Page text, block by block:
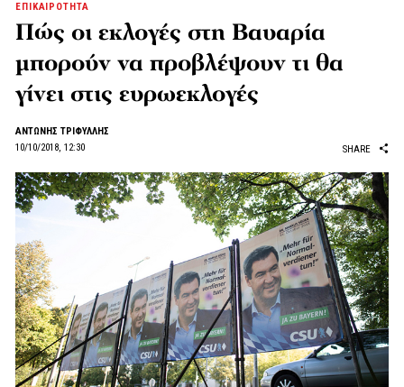
ΕΠΙΚΑΙΡΟΤΗΤΑ
Πώς οι εκλογές στη Βαυαρία
μπορούν να προβλέψουν τι θα
γίνει στις ευρωεκλογές
ΑΝΤΩΝΗΣ ΤΡΙΦΥΛΛΗΣ
10/10/2018, 12:30
SHARE